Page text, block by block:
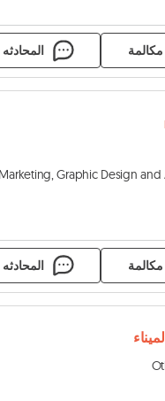
مكالمة المحادثه
Graphic Design and
مكالمة المحادثه